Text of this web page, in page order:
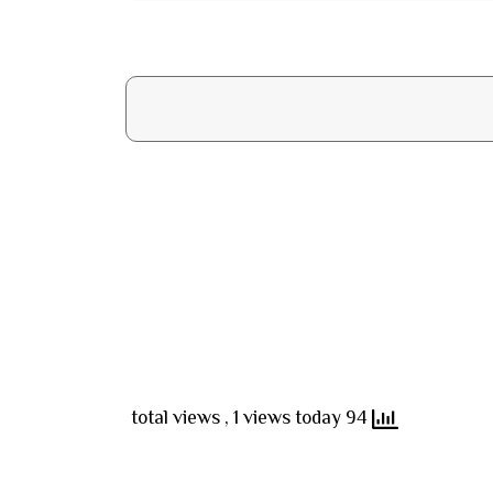
, 1 views today